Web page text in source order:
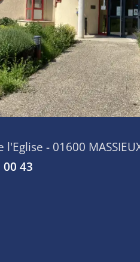
l'Eglise - 01600
00 43